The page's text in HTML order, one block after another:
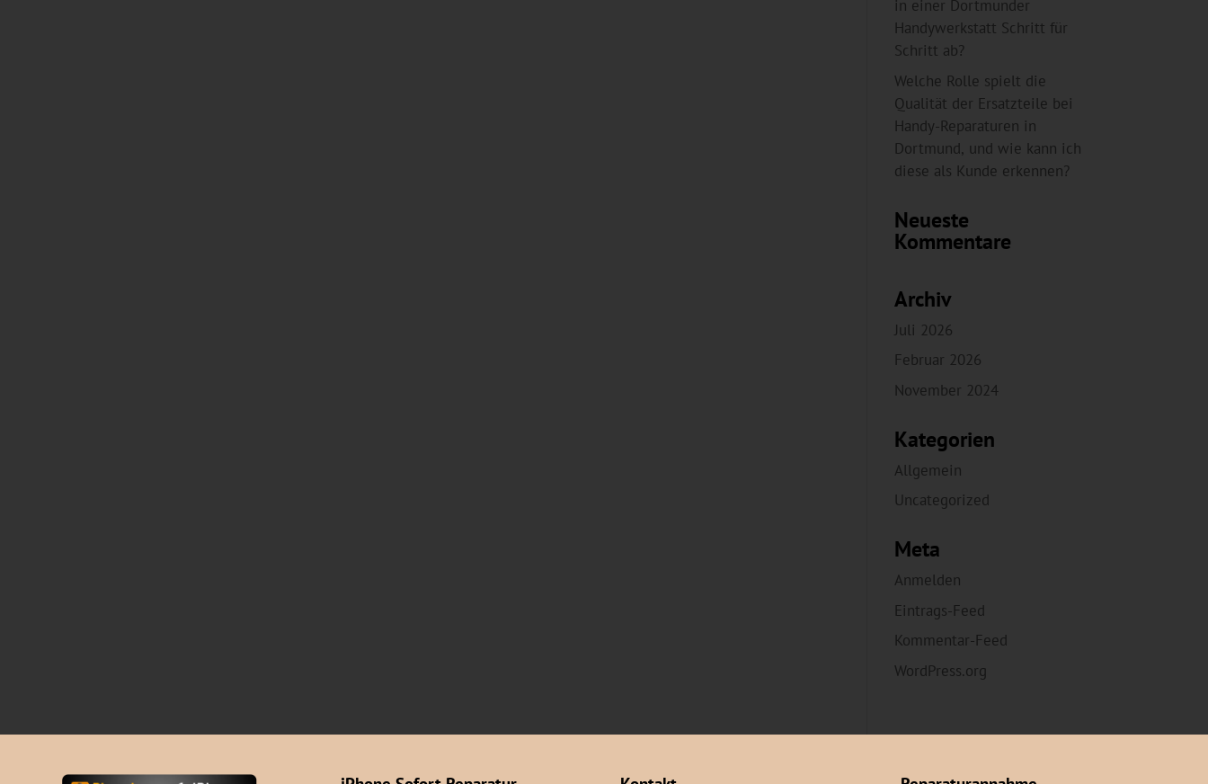
in einer Dortmunder
Handywerkstatt Schritt für
Schritt ab?
Welche Rolle spielt die
Qualität der Ersatzteile bei
Handy-Reparaturen in
Dortmund, und wie kann ich
diese als Kunde erkennen?
Neueste
Kommentare
Archiv
Juli 2026
Februar 2026
November 2024
Kategorien
Allgemein
Uncategorized
Meta
Anmelden
Eintrags-Feed
Kommentar-Feed
WordPress.org